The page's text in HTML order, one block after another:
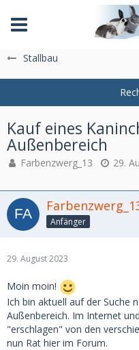
Das Fachforum der
Stallbau
Kauf eines
Außenbereich
Farbenzwerg_13 29.
Anfänger
29. August 2023
Moin moin!
Ich bin aktuell auf der Suche
Außenbereich. Im Internet
"erschlagen" von den
nun Rat hier im Forum.